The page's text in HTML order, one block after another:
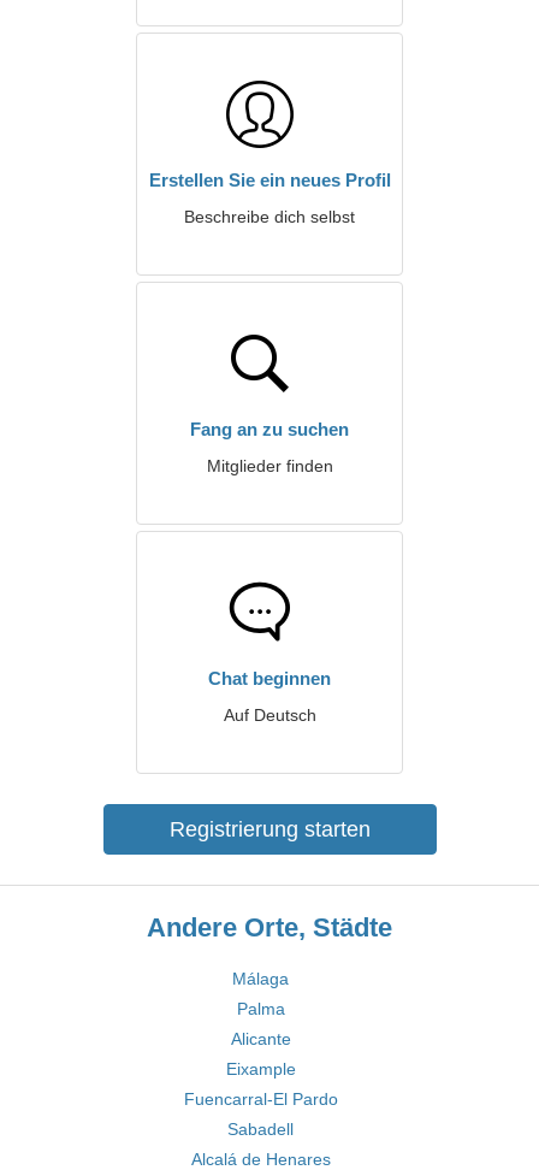
Erstellen Sie ein neues Profil
Beschreibe dich selbst
Fang an zu suchen
Mitglieder finden
Chat beginnen
Auf Deutsch
Registrierung starten
Andere Orte, Städte
Málaga
Palma
Alicante
Eixample
Fuencarral-El Pardo
Sabadell
Alcalá de Henares